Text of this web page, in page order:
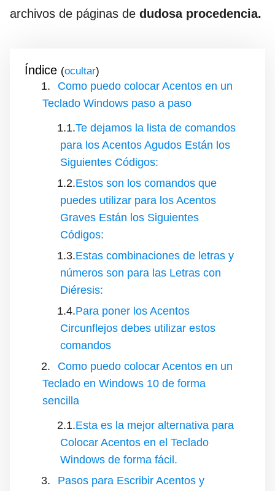
archivos de páginas de dudosa procedencia.
Índice ( )
Como puedo colocar Acentos en un
Teclado Windows paso a paso
Te dejamos la lista de comandos
para los Acentos Agudos Están los
Siguientes Códigos:
Estos son los comandos que
puedes utilizar para los Acentos
Graves Están los Siguientes
Códigos:
Estas combinaciones de letras y
números son para las Letras con
Diéresis:
Para poner los Acentos
Circunflejos debes utilizar estos
comandos
Como puedo colocar Acentos en un
Teclado en Windows 10 de forma
sencilla
Esta es la mejor alternativa para
Colocar Acentos en el Teclado
Windows de forma fácil.
Pasos para Escribir Acentos y